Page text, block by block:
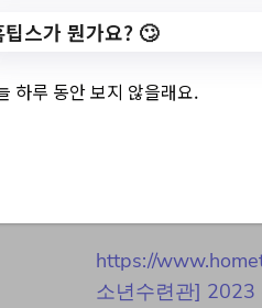
린 가족
모집!
https://
소년수련관] 2023
팁스가 뭔가요? 🙄
하루 동안 보지 않을래요.